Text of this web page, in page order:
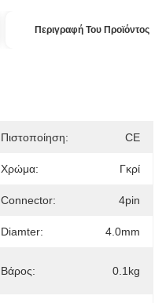
Περιγραφή Του Προϊόντος
Πιστοποίηση: CE
Χρώμα: Γκρί
Connector: 4pin
Diamter: 4.0mm
Βάρος: 0.1kg